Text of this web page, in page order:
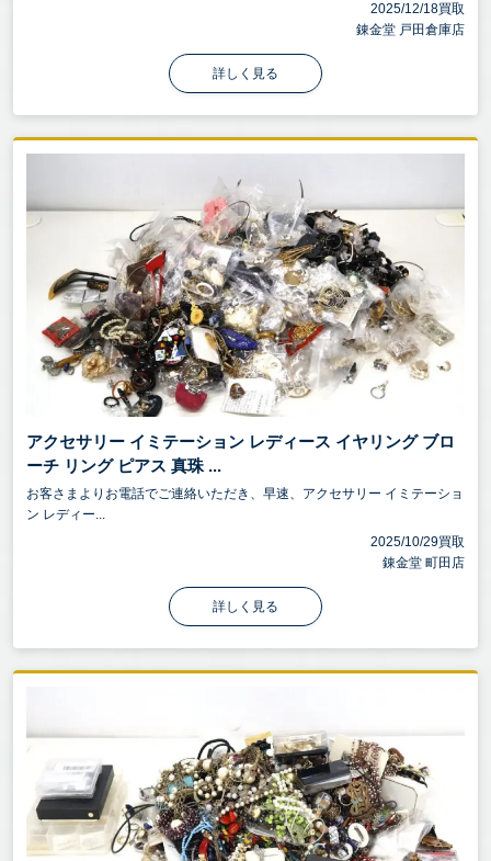
2025/12/18買取
錬金堂 戸田倉庫店
詳しく見る
アクセサリー イミテーション レディース イヤリング ブロ
ーチ リング ピアス 真珠 ...
お客さまよりお電話でご連絡いただき、早速、アクセサリー イミテーショ
ン レディー...
2025/10/29買取
錬金堂 町田店
詳しく見る